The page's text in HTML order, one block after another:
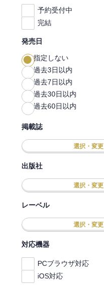
予約受付中
完結
発売日
指定しない
過去3日以内
過去7日以内
過去30日以内
過去60日以内
掲載誌
選択・変更
出版社
選択・変更
レーベル
選択・変更
対応機器
PCブラウザ対応
iOS対応